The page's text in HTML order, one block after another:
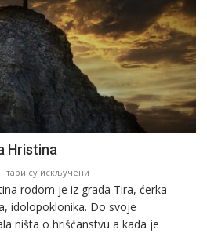
Hristina
су искључени
Svеta
vеlikоmučеnica
Hristina
rodom je iz grada Tira, ćerka
idolopoklonika. Dо svоје
ništa o hrišćanstvu a kada je